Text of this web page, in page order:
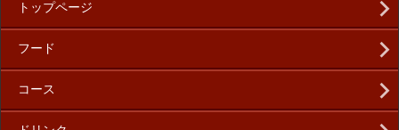
トップページ
フード
コース